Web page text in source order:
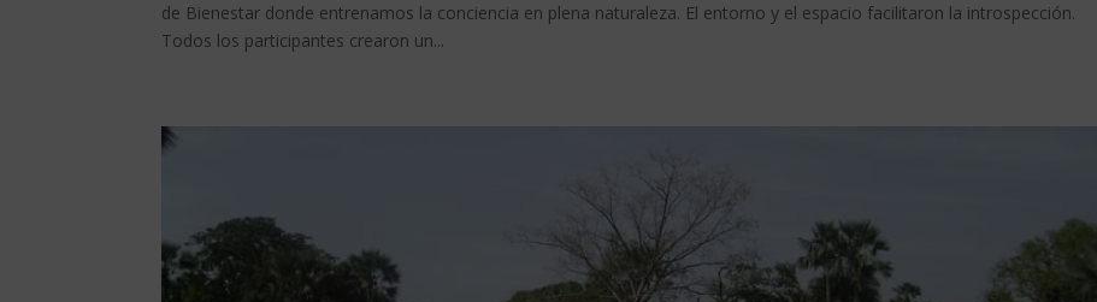
de Bienestar donde entrenamos la conciencia en plena naturaleza. El entorno y el espacio facilitaron la introspección.
Todos los participantes crearon un...